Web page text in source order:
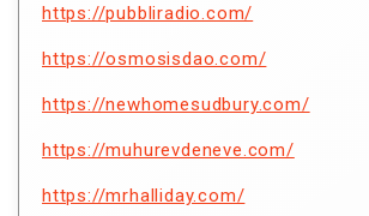
https://pubbliradio.com/
https://osmosisdao.com/
https://newhomesudbury.com/
https://muhurevdeneve.com/
https://mrhalliday.com/